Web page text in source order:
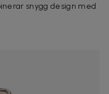
snygg design med